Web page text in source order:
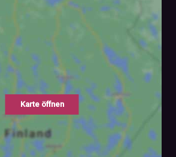
Karte öffnen